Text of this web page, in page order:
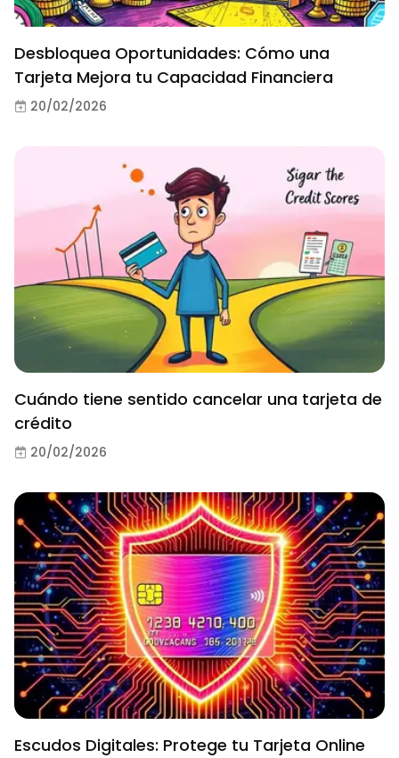
Desbloquea Oportunidades: Cómo una
Tarjeta Mejora tu Capacidad Financiera
20/02/2026
Cuándo tiene sentido cancelar una tarjeta de
crédito
20/02/2026
Escudos Digitales: Protege tu Tarjeta Online